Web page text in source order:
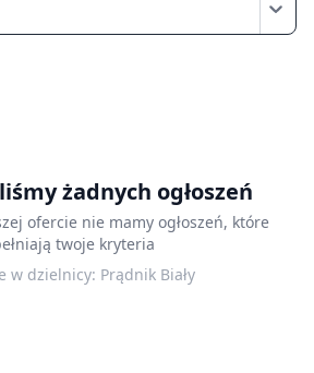
żadnych ogłoszeń
ofercie nie mamy ogłoszeń, które
twoje kryteria
w dzielnicy: Prądnik Biały